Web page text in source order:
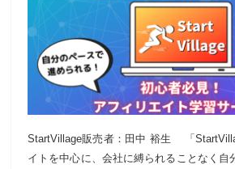
StartVillage販売者：田中 裕生 「
イトを中心に、会社に縛られることなく自